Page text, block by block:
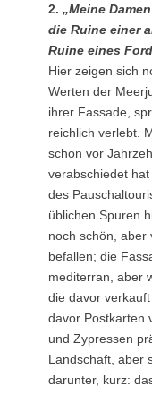
2. „Meine
die Ruine einer
Ruine eines
Hier zeigen sich
Werten der
ihrer Fassade,
reichlich verlebt.
schon vor
verabschiedet
des
üblichen Spuren
noch schön, aber
befallen; die
mediterran, aber
die davor
davor Postkarten
und Zypressen
Landschaft, aber
darunter, kurz: